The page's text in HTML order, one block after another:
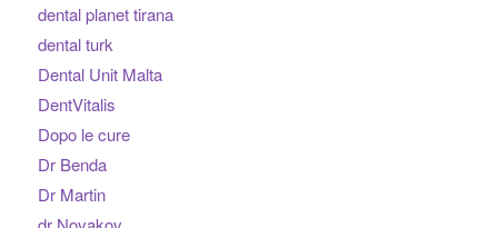
dental planet tirana
dental turk
Dental Unit Malta
DentVitalis
Dopo le cure
Dr Benda
Dr Martin